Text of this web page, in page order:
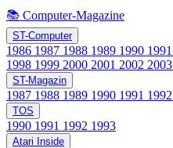
📚 Computer-Magazine
ST-Computer
1986 1987 1988 1989 1990 1991
1998 1999 2000 2001 2002 2003
ST-Magazin
1987 1988 1989 1990 1991 1992
TOS
1990 1991 1992 1993
Atari Inside